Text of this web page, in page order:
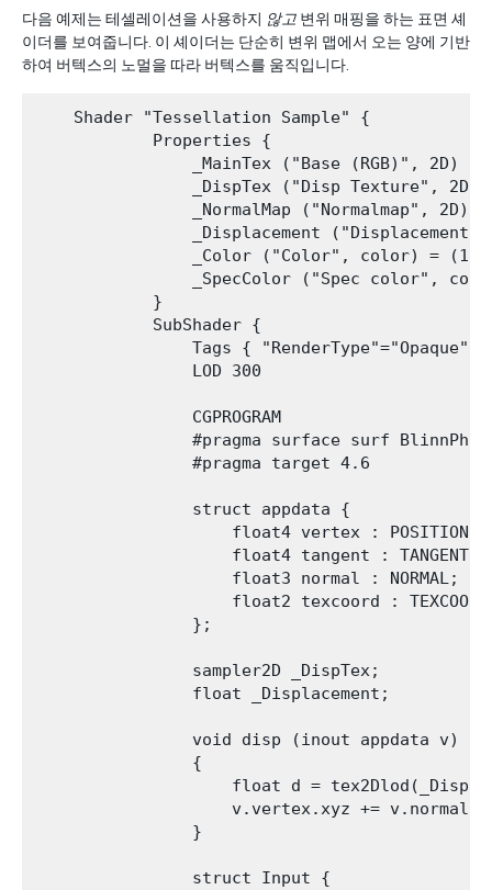
다음 예제는 테셀레이션을 사용하지 않고 변위 매핑을 하는 표면 셰
이더를 보여줍니다. 이 셰이더는 단순히 변위 맵에서 오는 양에 기반
하여 버텍스의 노멀을 따라 버텍스를 움직입니다.
    Shader "Tessellation Sample" {
            Properties {
_MainTex ("Base (RGB)", 2D) =
_DispTex ("Disp Texture", 2D)
_NormalMap ("Normalmap", 2D)
_Displacement
_Color ("Color", color) =
_SpecColor ("Spec color",
            }
            SubShader {
                Tags { "RenderType"="Opaque" }
                LOD 300
                CGPROGRAM
#pragma surface surf
                #pragma target 4.6
                struct appdata {
                    float4 vertex : POSITION;
                    float4 tangent : TANGENT;
                    float3 normal : NORMAL;
float2 texcoord :
                };
                sampler2D _DispTex;
                float _Displacement;
                void disp (inout appdata v)
                {
float d =
v.vertex.xyz += v.normal
                }
                struct Input {